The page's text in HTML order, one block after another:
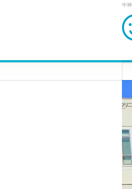
中